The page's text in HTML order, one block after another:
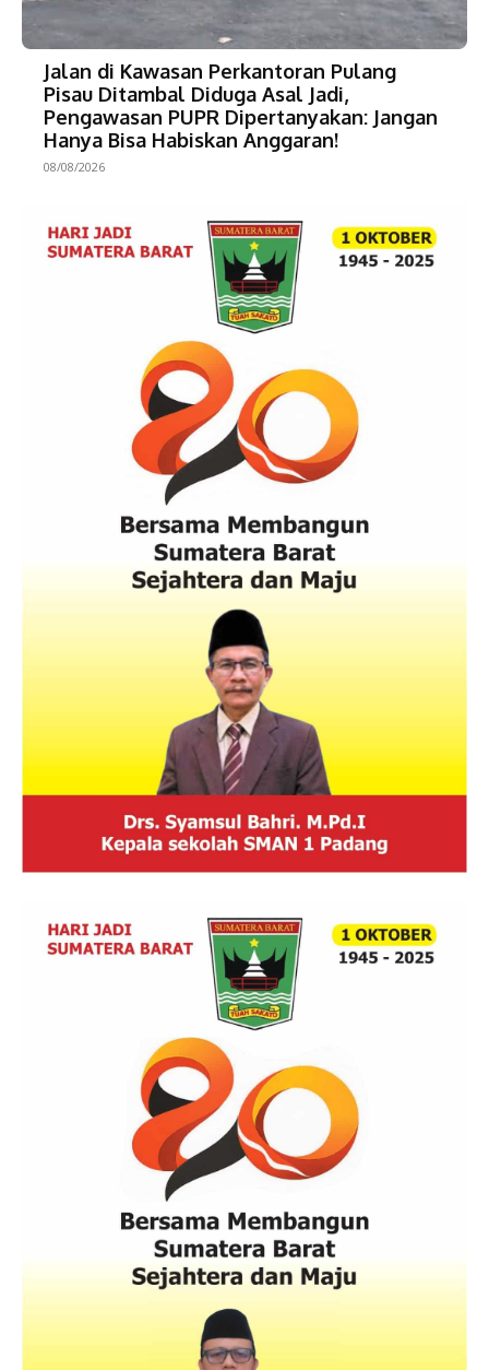
Jalan di Kawasan Perkantoran Pulang
Pisau Ditambal Diduga Asal Jadi,
Pengawasan PUPR Dipertanyakan: Jangan
Hanya Bisa Habiskan Anggaran!
08/08/2026